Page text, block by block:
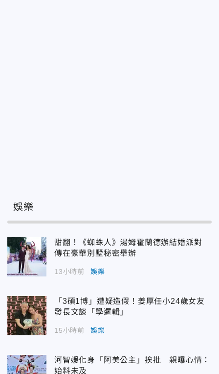
娛樂
甜翻！《蜘蛛人》湯姆霍蘭德辦結婚派對
傳在豪華別墅秘密舉辦
13小時前 娛樂
「3碩1博」遭疑造假！姜厚任小24歲女友
發長文談「學邏輯」
15小時前 娛樂
河智媛化身「阿美公主」挨批 親曝心情：
始料未及